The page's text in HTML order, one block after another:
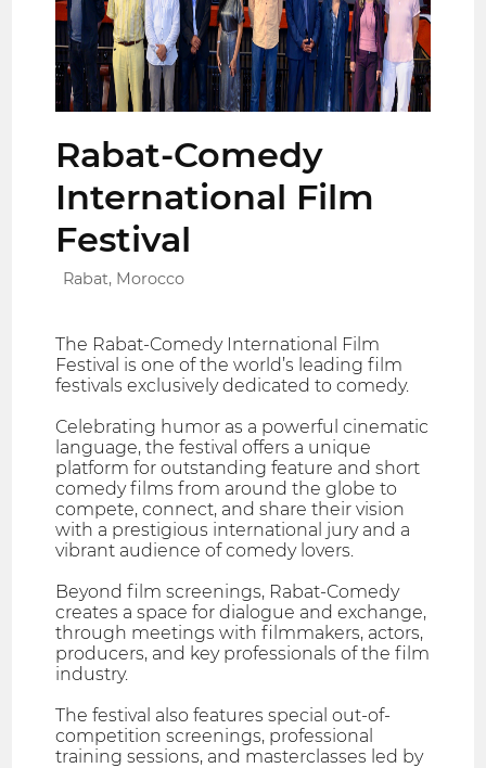
Rabat-Comedy
International Film
Festival
Rabat, Morocco
The Rabat-Comedy International Film
Festival is one of the world’s leading film
festivals exclusively dedicated to comedy.
Celebrating humor as a powerful cinematic
language, the festival offers a unique
platform for outstanding feature and short
comedy films from around the globe to
compete, connect, and share their vision
with a prestigious international jury and a
vibrant audience of comedy lovers.
Beyond film screenings, Rabat-Comedy
creates a space for dialogue and exchange,
through meetings with filmmakers, actors,
producers, and key professionals of the film
industry.
The festival also features special out-of-
competition screenings, professional
training sessions, and masterclasses led by